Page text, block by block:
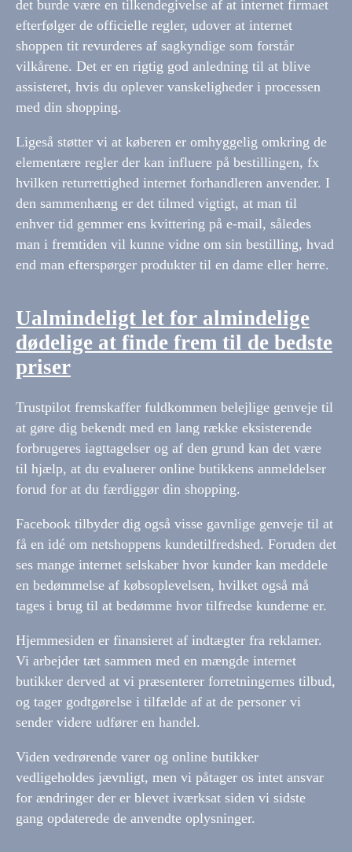
det burde være en tilkendegivelse af at internet firmaet
efterfølger de officielle regler, udover at internet
shoppen tit revurderes af sagkyndige som forstår
vilkårene. Det er en rigtig god anledning til at blive
assisteret, hvis du oplever vanskeligheder i processen
med din shopping.
Ligeså støtter vi at køberen er omhyggelig omkring de
elementære regler der kan influere på bestillingen, fx
hvilken returrettighed internet forhandleren anvender. I
den sammenhæng er det tilmed vigtigt, at man til
enhver tid gemmer ens kvittering på e-mail, således
man i fremtiden vil kunne vidne om sin bestilling, hvad
end man efterspørger produkter til en dame eller herre.
Ualmindeligt let for almindelige
dødelige at finde frem til de bedste
priser
Trustpilot fremskaffer fuldkommen belejlige genveje til
at gøre dig bekendt med en lang række eksisterende
forbrugeres iagttagelser og af den grund kan det være
til hjælp, at du evaluerer online butikkens anmeldelser
forud for at du færdiggør din shopping.
Facebook tilbyder dig også visse gavnlige genveje til at
få en idé om netshoppens kundetilfredshed. Foruden det
ses mange internet selskaber hvor kunder kan meddele
en bedømmelse af købsoplevelsen, hvilket også må
tages i brug til at bedømme hvor tilfredse kunderne er.
Hjemmesiden er finansieret af indtægter fra reklamer.
Vi arbejder tæt sammen med en mængde internet
butikker derved at vi præsenterer forretningernes tilbud,
og tager godtgørelse i tilfælde af at de personer vi
sender videre udfører en handel.
Viden vedrørende varer og online butikker
vedligeholdes jævnligt, men vi påtager os intet ansvar
for ændringer der er blevet iværksat siden vi sidste
gang opdaterede de anvendte oplysninger.